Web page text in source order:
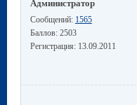
Администратор
Сообщений: 1565
Баллов: 2503
Регистрация: 13.09.2011